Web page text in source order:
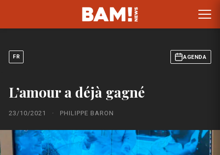
FR AGENDA
L’amour a déjà gagné
23/10/2021 · PHILIPPE BARON